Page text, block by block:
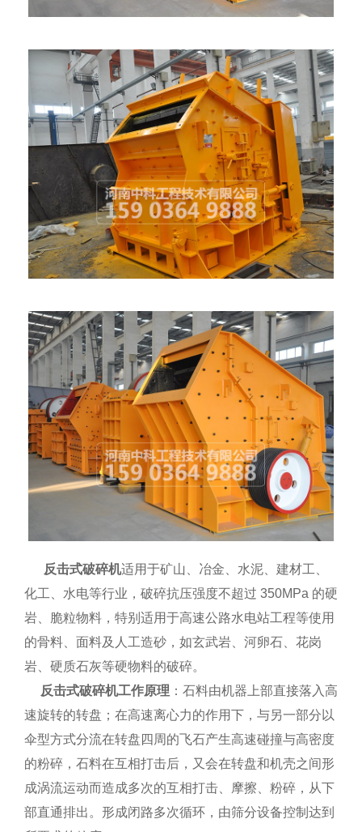
反击式破碎机适用于矿山、冶金、水泥、建材工、
化工、水电等行业，破碎抗压强度不超过 350MPa 的硬
岩、脆粒物料，特别适用于高速公路水电站工程等使用
的骨料、面料及人工造砂，如玄武岩、河卵石、花岗
岩、硬质石灰等硬物料的破碎。
反击式破碎机工作原理 ：石料由机器上部直接落入高
速旋转的转盘；在高速离心力的作用下，与另一部分以
伞型方式分流在转盘四周的飞石产生高速碰撞与高密度
的粉碎，石料在互相打击后，又会在转盘和机壳之间形
成涡流运动而造成多次的互相打击、摩擦、粉碎，从下
部直通排出。形成闭路多次循环，由筛分设备控制达到